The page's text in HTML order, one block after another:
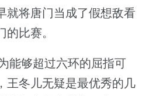
就将唐门当成了假想敌看
比赛。
能够超过六环的屈指可
王冬儿无疑是最优秀的几